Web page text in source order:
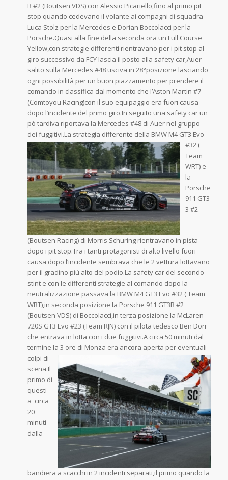
R #2 (Boutsen VDS) con Alessio Picariello,fino al primo pit
stop quando cedevano il volante ai compagni di squadra
Luca Stolz per la Mercedes e Dorian Boccolacci per la
Porsche.Quasi alla fine della seconda ora un Full Course
Yellow,con strategie differenti rientravano per i pit stop al
giro successivo da FCY lascia il posto alla safety car,Auer
salito sulla Mercedes #48 usciva in 28°posizione lasciando
ogni possibilità per un buon piazzamento per prendere il
comando in classifica dal momento che l’Aston Martin #7
(Comtoyou Racing)con il suo equipaggio era fuori causa
dopo l’incidente del primo giro.In seguito una safety car un
pò tardiva riportava la Mercedes #48 di Auer nel gruppo
dei fuggitivi.La strategia differente della BMW M4 GT3 Evo
#32 (
Team
WRT) e
la
Porsche
911 GT3
3 #2
(Boutsen Racing) di Morris Schuring rientravano in pista
dopo i pit stop.Tra i tanti protagonisti di alto livello fuori
causa dopo l’incidente sembrava che le 2 vettura lottavano
per il gradino più alto del podio.La safety car del secondo
stint e con le differenti strategie al comando dopo la
neutralizzazione passava la BMW M4 GT3 Evo #32 ( Team
WRT),in seconda posizione la Porsche 911 GT3R #2
(Boutsen VDS) di Boccolacci,in terza posizione la McLaren
720S GT3 Evo #23 (Team RJN) con il pilota tedesco Ben Dörr
che entrava in lotta con i due fuggitivi.A circa 50 minuti dal
termine la 3 ore di Monza era ancora aperta per eventuali
colpi di
scena.Il
primo di
questi
a circa
20
minuti
dalla
bandiera a scacchi in 2 incidenti separati,il primo quando la